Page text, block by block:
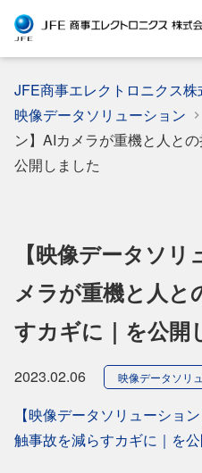
JFE商事エレクトロニクス株
映像データソリューション
ン】AIカメラが重機と人と
公開しました
【映像データソ
メラが重機と人と
すカギに｜を公開
2023.02.06 映像データソリ
【映像データソリューショ
触事故を減らすカギに｜を